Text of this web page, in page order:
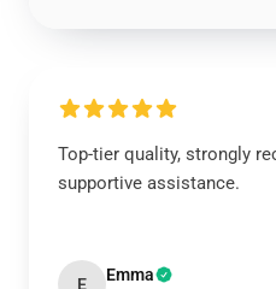
Top-tier quality, strongly
supportive assistance.
E Emma